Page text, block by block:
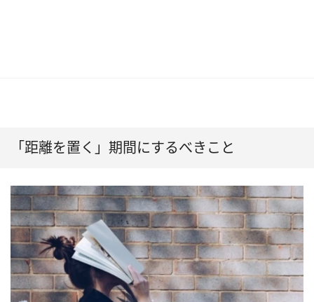
「距離を置く」期間にするべきこと